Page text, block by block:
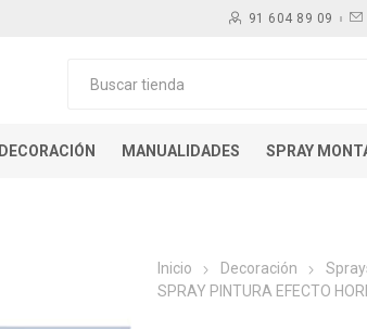
91 604 89 09
DECORACIÓN MANUALIDADES SPRAY
Inicio Decoración
SPRAY PINTURA EFECTO